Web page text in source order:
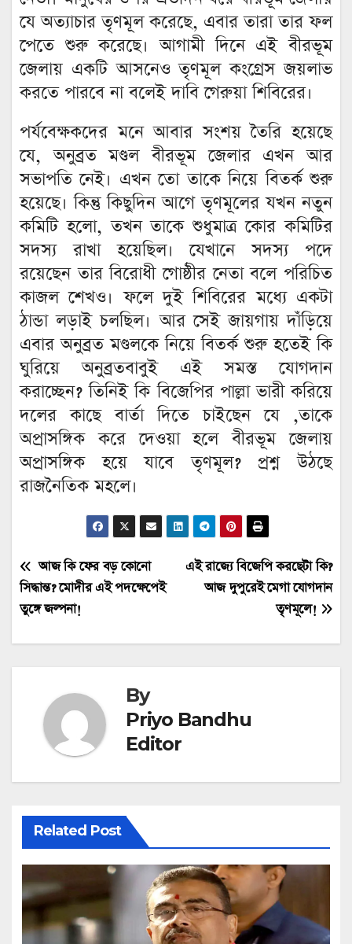
যে অত্যাচার তৃণমূল করেছে, এবার তারা তার ফল
পেতে শুরু করেছে। আগামী দিনে এই বীরভূম
জেলায় একটি আসনেও তৃণমূল কংগ্রেস জয়লাভ
করতে পারবে না বলেই দাবি গেরুয়া শিবিরের।
পর্যবেক্ষকদের মনে আবার সংশয় তৈরি হয়েছে
যে, অনুব্রত মণ্ডল বীরভূম জেলার এখন আর
সভাপতি নেই। এখন তো তাকে নিয়ে বিতর্ক শুরু
হয়েছে। কিন্তু কিছুদিন আগে তৃণমূলের যখন নতুন
কমিটি হলো, তখন তাকে শুধুমাত্র কোর কমিটির
সদস্য রাখা হয়েছিল। যেখানে সদস্য পদে
রয়েছেন তার বিরোধী গোষ্ঠীর নেতা বলে পরিচিত
কাজল শেখও। ফলে দুই শিবিরের মধ্যে একটা
ঠান্ডা লড়াই চলছিল। আর সেই জায়গায় দাঁড়িয়ে
এবার অনুব্রত মণ্ডলকে নিয়ে বিতর্ক শুরু হতেই কি
ঘুরিয়ে অনুব্রতবাবুই এই সমস্ত যোগদান
করাচ্ছেন? তিনিই কি বিজেপির পাল্লা ভারী করিয়ে
দলের কাছে বার্তা দিতে চাইছেন যে ,তাকে
অপ্রাসঙ্গিক করে দেওয়া হলে বীরভূম জেলায়
অপ্রাসঙ্গিক হয়ে যাবে তৃণমূল? প্রশ্ন উঠছে
রাজনৈতিক মহলে। ‌
Post
navigation
এই রাজ্যে বিজেপি করছেটা কি?
আজ দুপুরেই মেগা যোগদান
তৃণমূলে!
আজ কি ফের বড় কোনো
সিদ্ধান্ত? মোদীর এই পদক্ষেপেই
তুঙ্গে জল্পনা!
By
Priyo Bandhu
Editor
Related Post